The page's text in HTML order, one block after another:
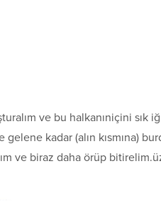
ve bu halkanıniçini sık
kadar (alın kısmına)
ve biraz daha örüp